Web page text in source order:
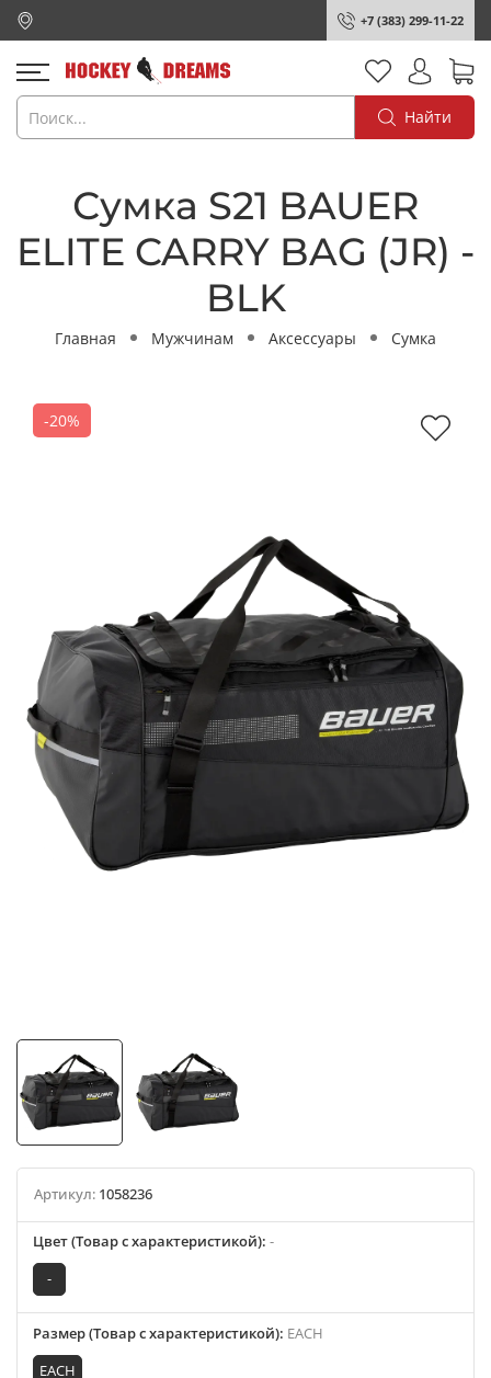
+7 (383) 299-11-22
Найти
Сумка S21 BAUER
ELITE CARRY BAG (JR) -
BLK
Главная Мужчинам Аксессуары Сумка
-20%
Артикул: 1058236
Цвет (Товар с характеристикой): -
-
Размер (Товар с характеристикой): EACH
EACH